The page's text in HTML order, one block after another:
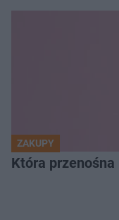
ZAKUPY
Która